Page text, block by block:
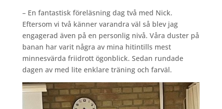
– En fantastisk föreläsning dag två med Nick.
Eftersom vi två känner varandra väl så blev jag
engagerad även på en personlig nivå. Våra duster på
banan har varit några av mina hitintills mest
minnesvärda friidrott ögonblick. Sedan rundade
dagen av med lite enklare träning och farväl.